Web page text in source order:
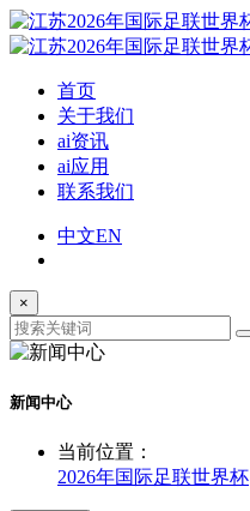
首页
关于我们
ai资讯
ai应用
联系我们
中文EN
×
新闻中心
当前位置：
2026年国际足联世界杯